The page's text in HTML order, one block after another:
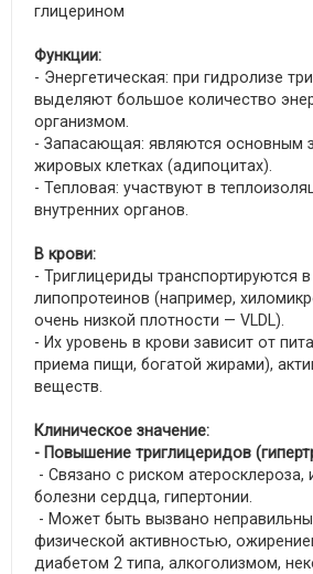
глицерином
Функции:
- Энергетическая: при гидролизе
выделяют большое количество
организмом.
- Запасающая: являются основным
жировых клетках (адипоцитах).
- Тепловая: участвуют в
внутренних органов.
В крови:
- Триглицериды транспортируются
липопротеинов (например,
очень низкой плотности — VLDL).
- Их уровень в крови зависит от
приема пищи, богатой жирами),
веществ.
Клиническое значение:
- Повышение триглицеридов
- Связано с риском атеросклероза,
болезни сердца, гипертонии.
- Может быть вызвано
физической активностью,
диабетом 2 типа, алкоголизмом,